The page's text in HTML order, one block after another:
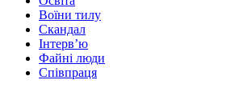
Воїни тилу
Скандал
Інтерв’ю
Файні люди
Співпраця